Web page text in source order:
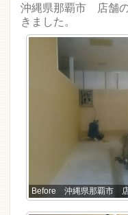
沖縄県那覇市 店舗
きました。
Before 沖縄県那覇市 店